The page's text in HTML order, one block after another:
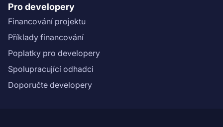
Pro developery
Financování projektu
Příklady financování
Poplatky pro developery
Spolupracující odhadci
Doporučte developery